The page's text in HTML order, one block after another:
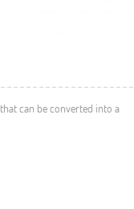
that can be converted into a